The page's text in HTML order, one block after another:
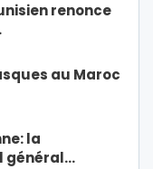
renonce
au Maroc
la
général…